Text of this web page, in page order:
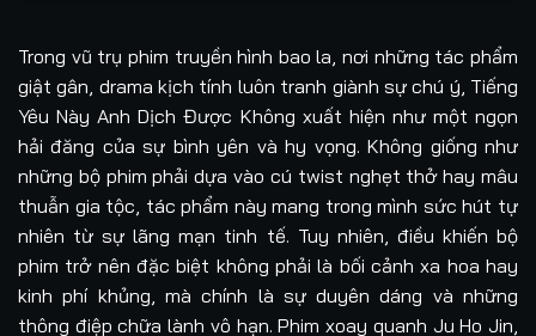
Trong vũ trụ phim truyền hình bao la, nơi những tác phẩm
giật gân, drama kịch tính luôn tranh giành sự chú ý, Tiếng
Yêu Này Anh Dịch Được Không xuất hiện như một ngọn
hải đăng của sự bình yên và hy vọng. Không giống như
những bộ phim phải dựa vào cú twist nghẹt thở hay mâu
thuẫn gia tộc, tác phẩm này mang trong mình sức hút tự
nhiên từ sự lãng mạn tinh tế. Tuy nhiên, điều khiến bộ
phim trở nên đặc biệt không phải là bối cảnh xa hoa hay
kinh phí khủng, mà chính là sự duyên dáng và những
thông điệp chữa lành vô hạn. Phim xoay quanh Ju Ho Jin,